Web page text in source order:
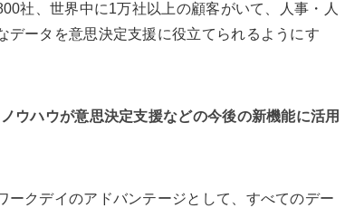
社、世界中に1万社以上の顧客がいて、人事・人
データを意思決定支援に役立てられるようにす
ウハウが意思決定支援などの今後の新機能に活用
クデイのアドバンテージとして、すべてのデー